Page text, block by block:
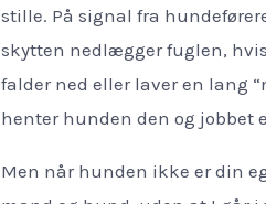
stille. På signal fra
skytten nedlægger fuglen,
falder ned eller laver en lang
henter hunden den og jobbet
Men når hunden ikke er din